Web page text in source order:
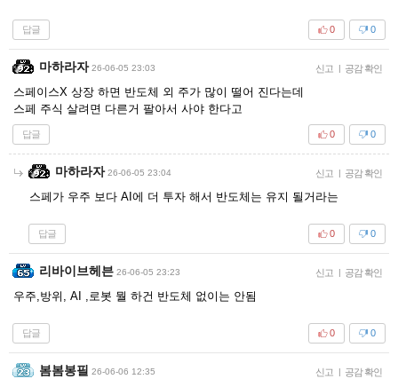
답글 0
0
마하라자 26-06-05 23:03 신고 | 공감 확인
스페이스X 상장 하면 반도체 외 주가 많이 떨어 진다는데
스페 주식 살려면 다른거 팔아서 사야 한다고
답글 0
0
마하라자 26-06-05 23:04 신고 | 공감 확인
스페가 우주 보다 AI에 더 투자 해서 반도체는 유지 될거라는
답글 0
0
리바이브헤븐 26-06-05 23:23 신고 | 공감 확인
우주,방위, AI ,로봇 뭘 하건 반도체 없이는 안됨
답글 0
0
봄봄봉필 26-06-06 12:35 신고 | 공감 확인